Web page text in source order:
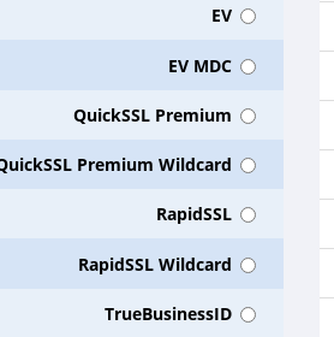
EV
EV MDC
QuickSSL Premium
Premium Wildcard
RapidSSL
RapidSSL Wildcard
TrueBusinessID